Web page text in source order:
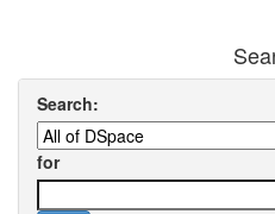
Search:
for